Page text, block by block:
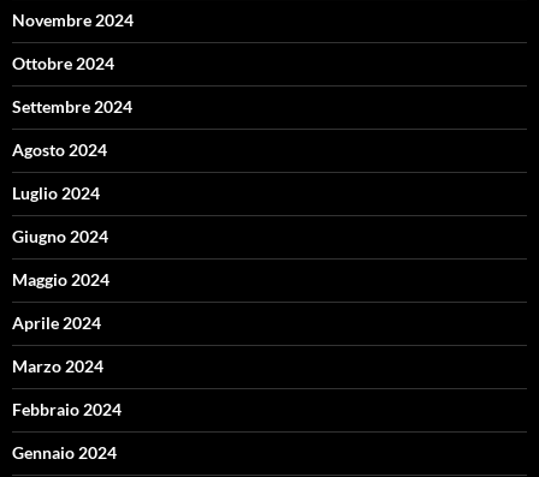
Novembre 2024
Ottobre 2024
Settembre 2024
Agosto 2024
Luglio 2024
Giugno 2024
Maggio 2024
Aprile 2024
Marzo 2024
Febbraio 2024
Gennaio 2024